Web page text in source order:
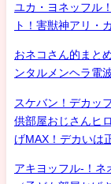
ユカ・ヨネッフル
ト！害獣神アリ・
おネコさん的まと
ンタルメンヘラ電
スケバン！デカッ
供部屋おじさんヒ
げMAX！デカいは
アキヨッフル-！ネ